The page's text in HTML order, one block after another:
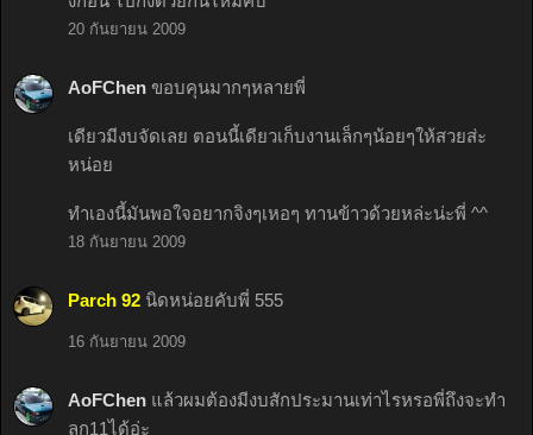
20 กันยายน 2009
AoFChen ขอบคุนมากๆหลายพี่
เดียวมีงบจัดเลย ตอนนี้เดียวเก็บงานเล็กๆน้อยๆให้สวยส่ะ
หน่อย
ทำเองนี้มันพอใจอยากจิงๆเหอๆ ทานข้าวด้วยหล่ะน่ะพี่ ^^
18 กันยายน 2009
Parch 92 นิดหน่อยคับพี่ 555
16 กันยายน 2009
AoFChen แล้วผมต้องมีงบสักประมานเท่าไรหรอพี่ถึงจะทำ
ลูก11ได้อ่ะ